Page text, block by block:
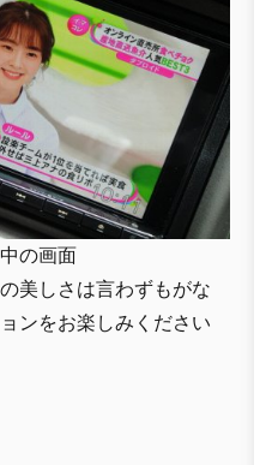
の画面
美しさは言わずもがな
ンをお楽しみください